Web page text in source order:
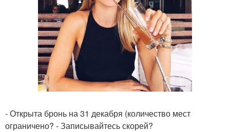
- Открыта бронь на 31 декабря (количество мест
ограничено? - Записывайтесь скорей?